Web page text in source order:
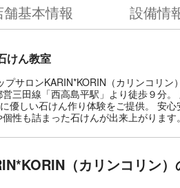
舗基本情報 設備情
けん教室
サロンKARIN*KORIN（カリンコリン
三田線「西高島平駅」より徒歩９分。
優しい石けん作り体験をご提供。 安
性も詰まった石けんが出来上がります。
（カリンコリン）